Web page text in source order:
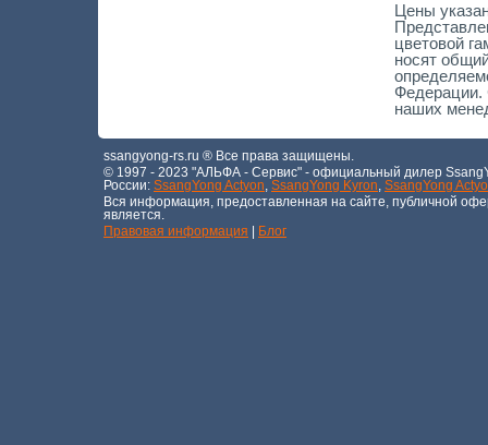
Цены
цветовой
носят
наших
ssangyong-rs.ru ® Все права защищены.
© 1997 - 2023 "АЛЬФА - Сервис" - официальный дилер
России: SsangYong Actyon, SsangYong Kyron, SsangYong
Вся информация, предоставленная на сайте, публичной
является.
Правовая информация
Блог